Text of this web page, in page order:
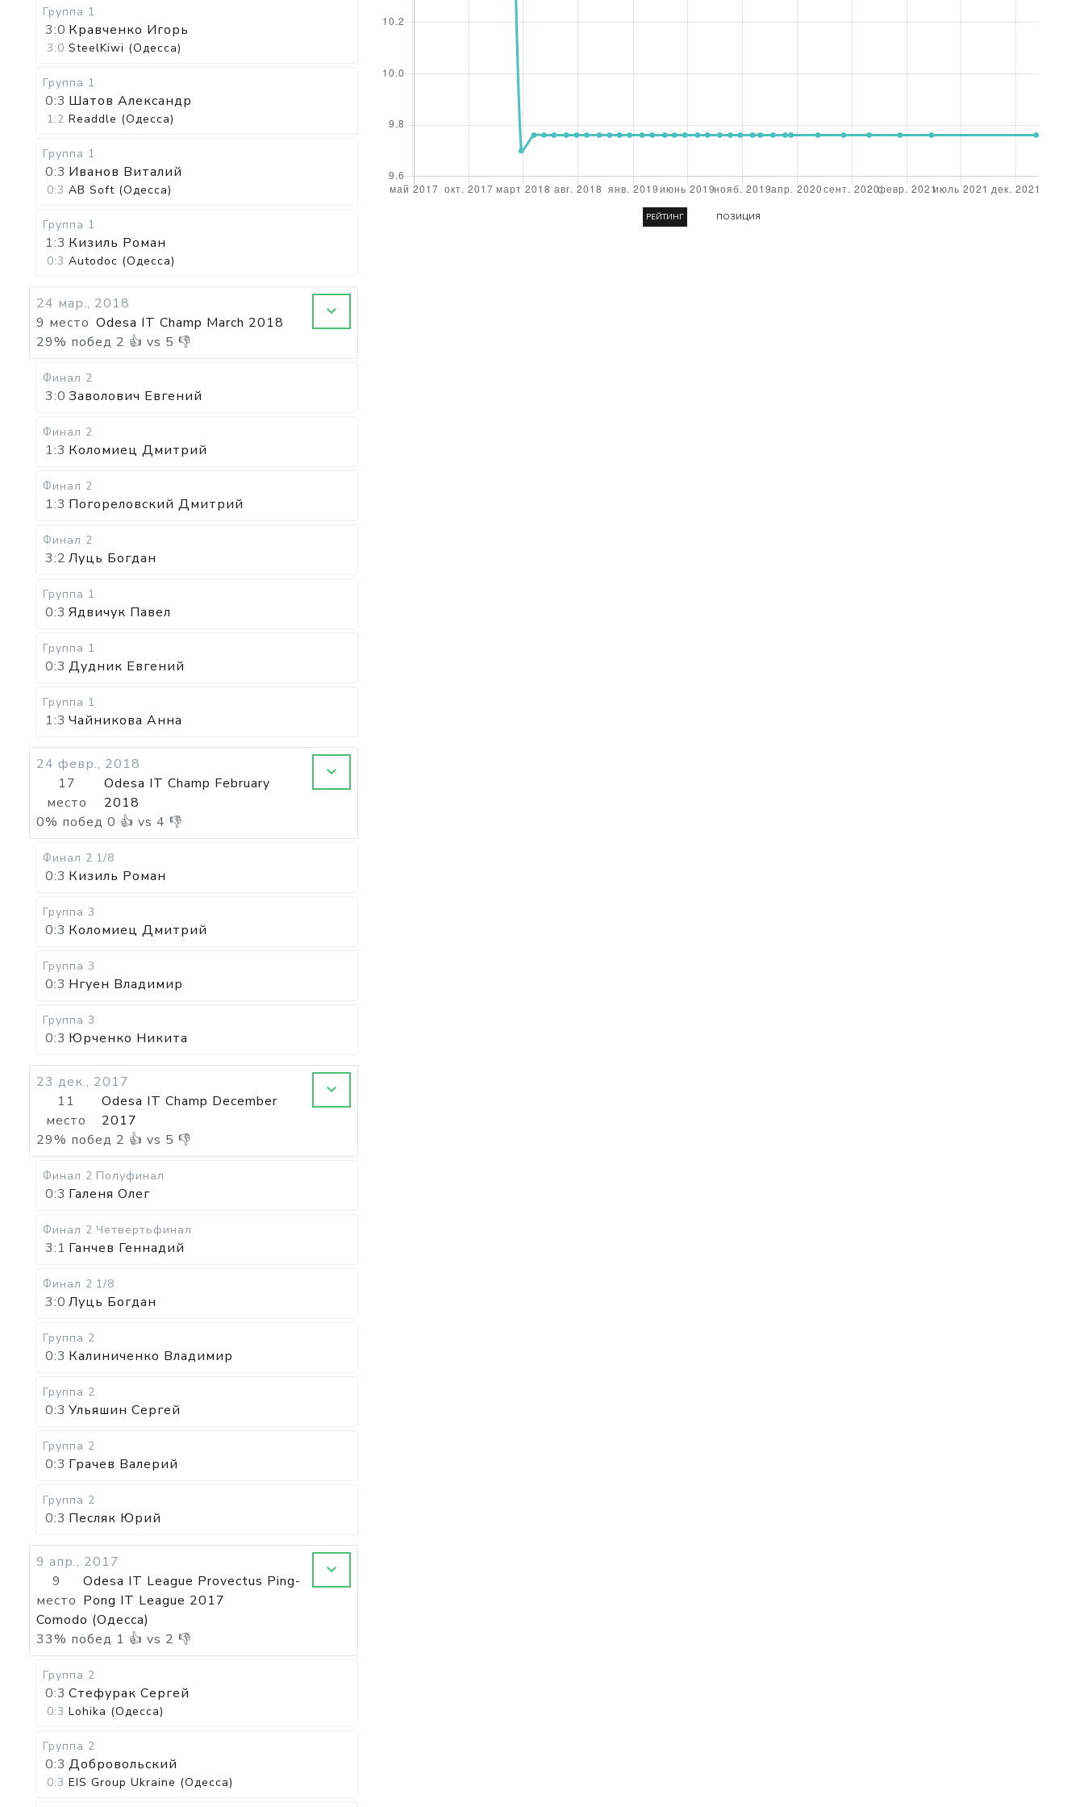
Группа 1
3:0 Кравченко Игорь
3:0 SteelKiwi (Одесса)
Группа 1
0:3 Шатов Александр
1:2 Readdle (Одесса)
Группа 1
0:3 Иванов Виталий
0:3 AB Soft (Одесса)
Группа 1
1:3 Кизиль Роман
0:3 Autodoc (Одесса)
24 мар., 2018
9 место Odesa IT Champ March 2018
29% побед 2 👍 vs 5 👎
Финал 2
3:0 Заволович Евгений
Финал 2
1:3 Коломиец Дмитрий
Финал 2
1:3 Погореловский Дмитрий
Финал 2
3:2 Луць Богдан
Группа 1
0:3 Ядвичук Павел
Группа 1
0:3 Дудник Евгений
Группа 1
1:3 Чайникова Анна
24 февр., 2018
17
место
Odesa IT Champ February
2018
0% побед 0 👍 vs 4 👎
Финал 2 1/8
0:3 Кизиль Роман
Группа 3
0:3 Коломиец Дмитрий
Группа 3
0:3 Нгуен Владимир
Группа 3
0:3 Юрченко Никита
23 дек., 2017
11
место
Odesa IT Champ December
2017
29% побед 2 👍 vs 5 👎
Финал 2 Полуфинал
0:3 Галеня Олег
Финал 2 Четвертьфинал
3:1 Ганчев Геннадий
Финал 2 1/8
3:0 Луць Богдан
Группа 2
0:3 Калиниченко Владимир
Группа 2
0:3 Ульяшин Сергей
Группа 2
0:3 Грачев Валерий
Группа 2
0:3 Песляк Юрий
9 апр., 2017
9
место
Odesa IT League Provectus Ping-
Pong IT League 2017
Comodo (Одесса)
33% побед 1 👍 vs 2 👎
Группа 2
0:3 Стефурак Сергей
0:3 Lohika (Одесса)
Группа 2
0:3 Добровольский
0:3 EIS Group Ukraine (Одесса)
РЕЙТИНГ ПОЗИЦИЯ